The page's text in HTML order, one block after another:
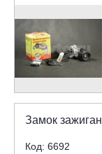
Замок
Код: 6692